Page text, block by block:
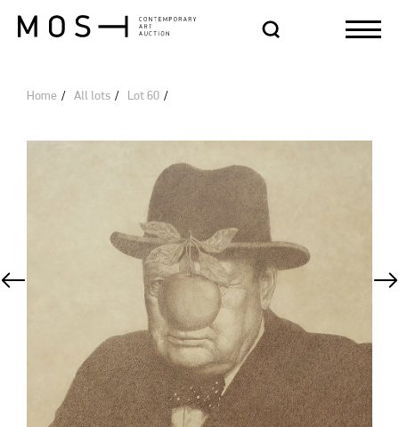
Home All lots Lot 60